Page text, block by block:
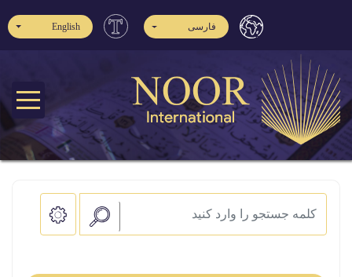
فارسی English